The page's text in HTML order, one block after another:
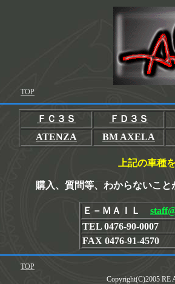
TOP
ＦＣ３Ｓ
ＦＤ３Ｓ
ATENZA
BM AXELA
上記の車種
購入、質問等、わからないこ
Ｅ－ＭＡＩＬ
TEL 0476-90-0007
FAX 0476-91-4570
TOP
Copyright(C)2005 RE